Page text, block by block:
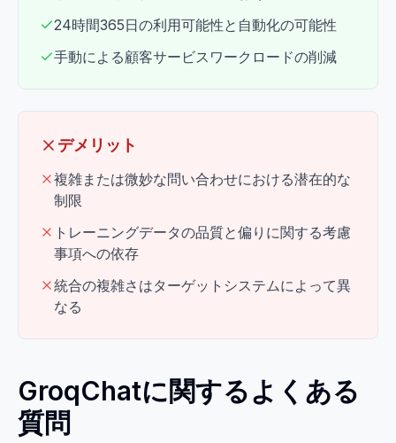
24時間365日の利用可能性と自動化の可能性
手動による顧客サービスワークロードの削減
デメリット
複雑または微妙な問い合わせにおける潜在的な
制限
トレーニングデータの品質と偏りに関する考慮
事項への依存
統合の複雑さはターゲットシステムによって異
なる
GroqChatに関するよくある
質問